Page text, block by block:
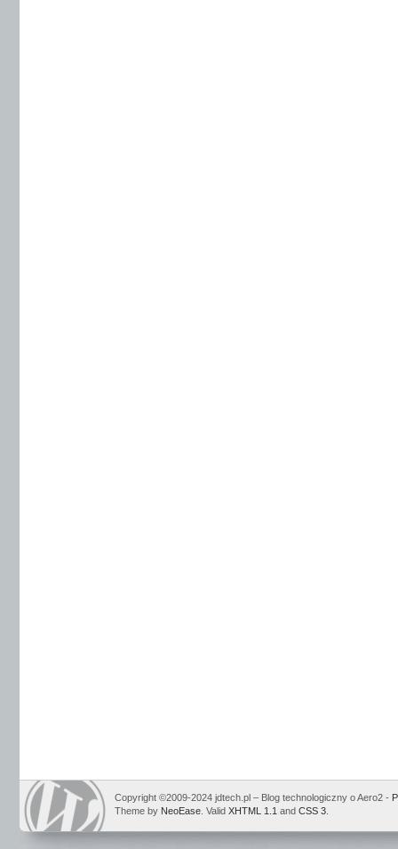
Copyright ©2009-2024 jdtech.pl – Blog technologiczny o Aero2 -
Theme by NeoEase . Valid XHTML 1.1 and CSS 3